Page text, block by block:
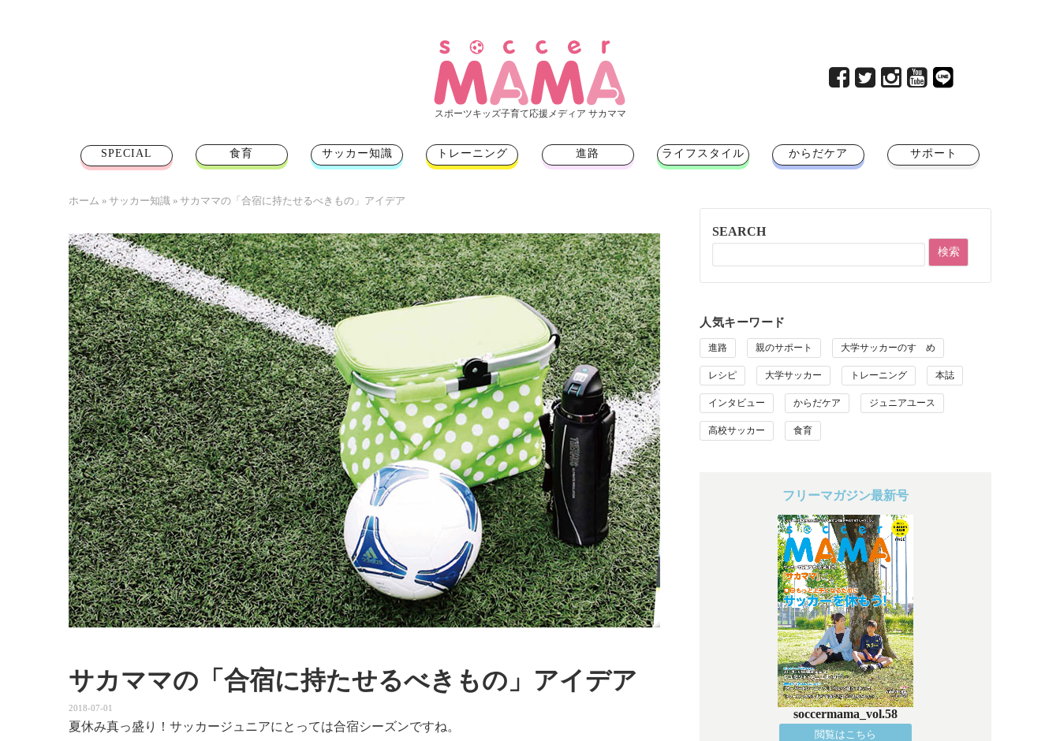
スポーツキッズ子育て応援メディア サカママ
SPECIAL 食育 サッカー知識 トレーニング 進路 ライフスタイル からだケア サポート
ホーム » サッカー知識 » サカママの「合宿に持たせるべきもの」アイデア
サカママの「合宿に持たせるべきもの」アイデア
2018-07-01
夏休み真っ盛り！サッカージュニアにとっては合宿シーズンですね。
SEARCH
人気キーワード
進路 親のサポート 大学サッカーのすゝめ
レシピ 大学サッカー トレーニング 本誌
インタビュー からだケア ジュニアユース
高校サッカー 食育
フリーマガジン最新号
soccermama_vol.58
閲覧はこちら